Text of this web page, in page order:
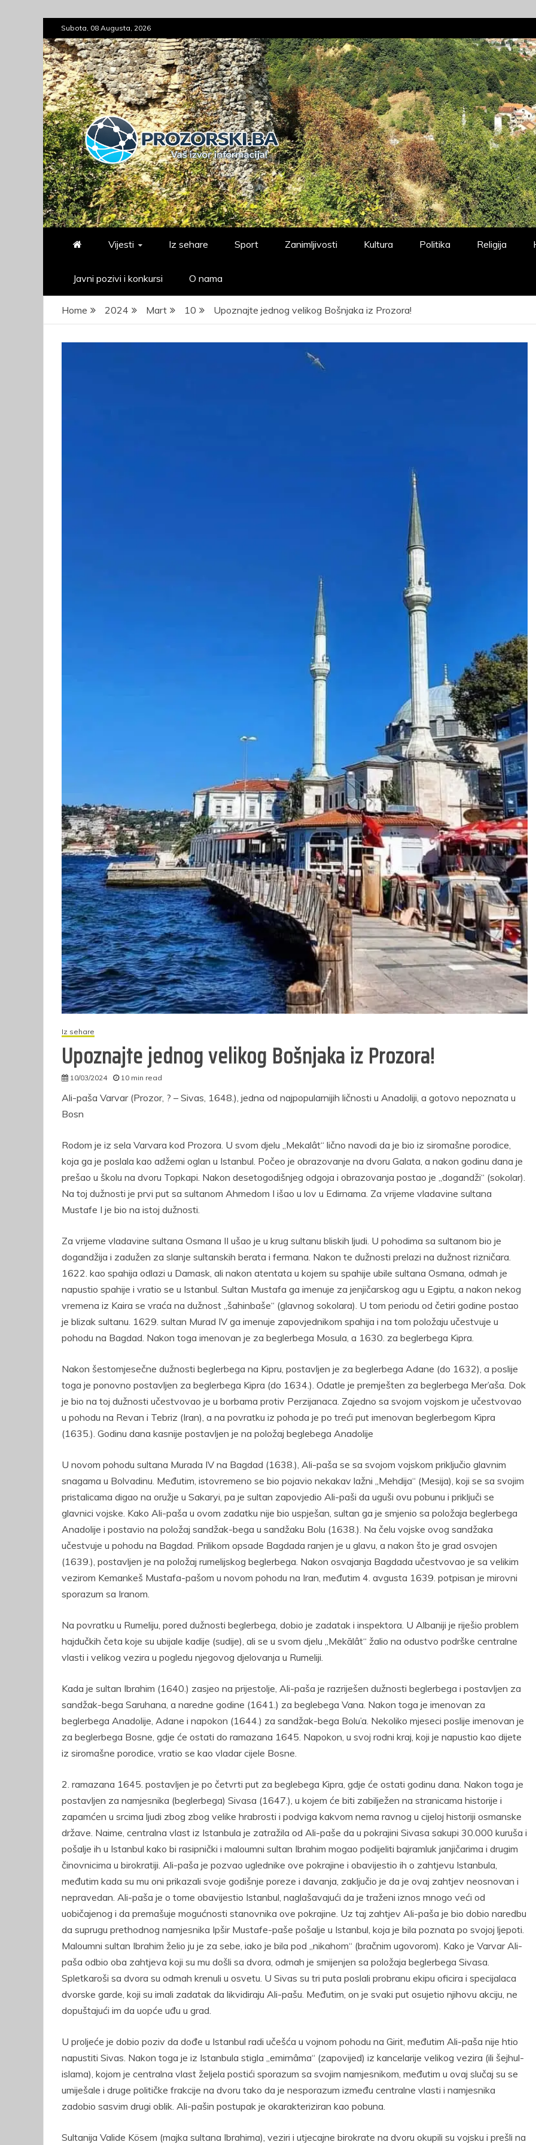
to
content
Subota, 08 Augusta, 2026
prozorski.ba
Vaš izvor informacija
Vijesti Iz sehare Sport Zanimljivosti Kultura Politika Religija
Javni pozivi i konkursi O nama
Home 2024 Mart 10 Upoznajte jednog velikog Bošnjaka iz Prozora!
Iz sehare
Upoznajte jednog velikog Bošnjaka iz Prozora!
10/03/2024
10 min read
Ali-paša Varvar (Prozor, ? – Sivas, 1648.), jedna od najpopularnijih ličnosti u Anadoliji, a gotovo nepoznata u
Bosn
Rodom je iz sela Varvara kod Prozora. U svom djelu „Mekalât“ lično navodi da je bio iz siromašne porodice,
koja ga je poslala kao adžemi oglan u Istanbul. Počeo je obrazovanje na dvoru Galata, a nakon godinu dana je
prešao u školu na dvoru Topkapi. Nakon desetogodišnjeg odgoja i obrazovanja postao je „dogandži“ (sokolar).
Na toj dužnosti je prvi put sa sultanom Ahmedom I išao u lov u Edirnama. Za vrijeme vladavine sultana
Mustafe I je bio na istoj dužnosti.
Za vrijeme vladavine sultana Osmana II ušao je u krug sultanu bliskih ljudi. U pohodima sa sultanom bio je
dogandžija i zadužen za slanje sultanskih berata i fermana. Nakon te dužnosti prelazi na dužnost rizničara.
1622. kao spahija odlazi u Damask, ali nakon atentata u kojem su spahije ubile sultana Osmana, odmah je
napustio spahije i vratio se u Istanbul. Sultan Mustafa ga imenuje za jenjičarskog agu u Egiptu, a nakon nekog
vremena iz Kaira se vraća na dužnost „šahinbaše“ (glavnog sokolara). U tom periodu od četiri godine postao
je blizak sultanu. 1629. sultan Murad IV ga imenuje zapovjednikom spahija i na tom položaju učestvuje u
pohodu na Bagdad. Nakon toga imenovan je za beglerbega Mosula, a 1630. za beglerbega Kipra.
Nakon šestomjesečne dužnosti beglerbega na Kipru, postavljen je za beglerbega Adane (do 1632), a poslije
toga je ponovno postavljen za beglerbega Kipra (do 1634.). Odatle je premješten za beglerbega Mer’aša. Dok
je bio na toj dužnosti učestvovao je u borbama protiv Perzijanaca. Zajedno sa svojom vojskom je učestvovao
u pohodu na Revan i Tebriz (Iran), a na povratku iz pohoda je po treći put imenovan beglerbegom Kipra
(1635.). Godinu dana kasnije postavljen je na položaj beglebega Anadolije
U novom pohodu sultana Murada IV na Bagdad (1638.), Ali-paša se sa svojom vojskom priključio glavnim
snagama u Bolvadinu. Međutim, istovremeno se bio pojavio nekakav lažni „Mehdija“ (Mesija), koji se sa svojim
pristalicama digao na oružje u Sakaryi, pa je sultan zapovjedio Ali-paši da uguši ovu pobunu i priključi se
glavnici vojske. Kako Ali-paša u ovom zadatku nije bio uspješan, sultan ga je smjenio sa položaja beglerbega
Anadolije i postavio na položaj sandžak-bega u sandžaku Bolu (1638.). Na čelu vojske ovog sandžaka
učestvuje u pohodu na Bagdad. Prilikom opsade Bagdada ranjen je u glavu, a nakon što je grad osvojen
(1639.), postavljen je na položaj rumelijskog beglerbega. Nakon osvajanja Bagdada učestvovao je sa velikim
vezirom Kemankeš Mustafa-pašom u novom pohodu na Iran, međutim 4. avgusta 1639. potpisan je mirovni
sporazum sa Iranom.
Na povratku u Rumeliju, pored dužnosti beglerbega, dobio je zadatak i inspektora. U Albaniji je riješio problem
hajdučkih četa koje su ubijale kadije (sudije), ali se u svom djelu „Mekālât“ žalio na odustvo podrške centralne
vlasti i velikog vezira u pogledu njegovog djelovanja u Rumeliji.
Kada je sultan Ibrahim (1640.) zasjeo na prijestolje, Ali-paša je razriješen dužnosti beglerbega i postavljen za
sandžak-bega Saruhana, a naredne godine (1641.) za beglebega Vana. Nakon toga je imenovan za
beglerbega Anadolije, Adane i napokon (1644.) za sandžak-bega Bolu’a. Nekoliko mjeseci poslije imenovan je
za beglerbega Bosne, gdje će ostati do ramazana 1645. Napokon, u svoj rodni kraj, koji je napustio kao dijete
iz siromašne porodice, vratio se kao vladar cijele Bosne.
2. ramazana 1645. postavljen je po četvrti put za beglebega Kipra, gdje će ostati godinu dana. Nakon toga je
postavljen za namjesnika (beglerbega) Sivasa (1647.), u kojem će biti zabilježen na stranicama historije i
zapamćen u srcima ljudi zbog zbog velike hrabrosti i podviga kakvom nema ravnog u cijeloj historiji osmanske
države. Naime, centralna vlast iz Istanbula je zatražila od Ali-paše da u pokrajini Sivasa sakupi 30.000 kuruša i
pošalje ih u Istanbul kako bi rasipnički i maloumni sultan Ibrahim mogao podijeliti bajramluk janjičarima i drugim
činovnicima u birokratiji. Ali-paša je pozvao uglednike ove pokrajine i obavijestio ih o zahtjevu Istanbula,
međutim kada su mu oni prikazali svoje godišnje poreze i davanja, zaključio je da je ovaj zahtjev neosnovan i
nepravedan. Ali-paša je o tome obavijestio Istanbul, naglašavajući da je traženi iznos mnogo veći od
uobičajenog i da premašuje mogućnosti stanovnika ove pokrajine. Uz taj zahtjev Ali-paša je bio dobio naredbu
da suprugu prethodnog namjesnika Ipšir Mustafe-paše pošalje u Istanbul, koja je bila poznata po svojoj ljepoti.
Maloumni sultan Ibrahim želio ju je za sebe, iako je bila pod „nikahom“ (bračnim ugovorom). Kako je Varvar Ali-
paša odbio oba zahtjeva koji su mu došli sa dvora, odmah je smijenjen sa položaja beglerbega Sivasa.
Spletkaroši sa dvora su odmah krenuli u osvetu. U Sivas su tri puta poslali probranu ekipu oficira i specijalaca
dvorske garde, koji su imali zadatak da likvidiraju Ali-pašu. Međutim, on je svaki put osujetio njihovu akciju, ne
dopuštajući im da uopće uđu u grad.
U proljeće je dobio poziv da dođe u Istanbul radi učešća u vojnom pohodu na Girit, međutim Ali-paša nije htio
napustiti Sivas. Nakon toga je iz Istanbula stigla „emirnâma“ (zapovijed) iz kancelarije velikog vezira (ili šejhul-
islama), kojom je centralna vlast željela postići sporazum sa svojim namjesnikom, međutim u ovaj slučaj su se
umiješale i druge političke frakcije na dvoru tako da je nesporazum između centralne vlasti i namjesnika
zadobio sasvim drugi oblik. Ali-pašin postupak je okarakteriziran kao pobuna.
Sultanija Valide Kösem (majka sultana Ibrahima), veziri i utjecajne birokrate na dvoru okupili su vojsku i prešli na
Hercegovine
10 min read